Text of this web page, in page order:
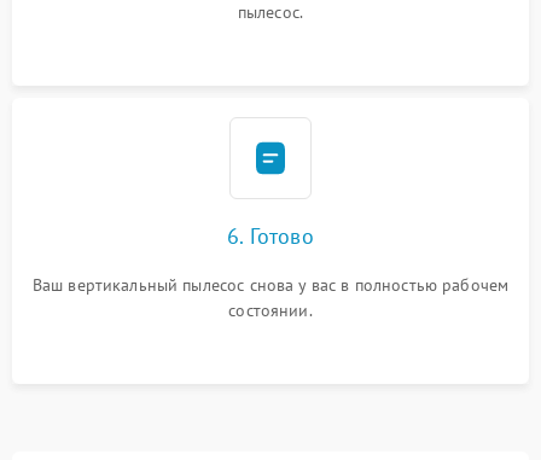
пылесос.
6. Готово
Ваш вертикальный пылесос снова у вас в полностью рабочем
состоянии.